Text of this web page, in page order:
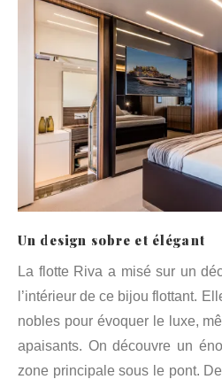
Un design sobre et élégant
La flotte Riva a misé sur un
l’intérieur de ce bijou flottant.
nobles pour évoquer le luxe,
apaisants. On découvre un
zone principale sous le pont.